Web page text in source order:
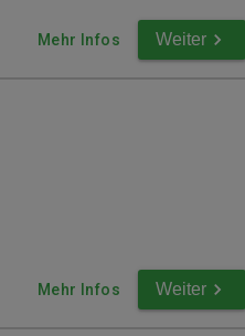
Mehr Infos Weiter
Mehr Infos
Weiter